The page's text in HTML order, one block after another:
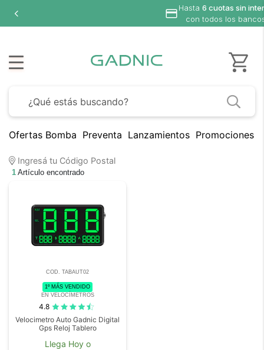
Hasta 6 cuotas sin
con todos los
Ofertas Bomba Preventa Lanzamientos Promociones
Ingresá tu Código Postal
1 Artículo encontrado
COD. TABAUT02
1º MÁS VENDIDO
EN VELOCÍMETROS
4.8
Velocimetro Auto Gadnic Digital
Gps Reloj Tablero
Llega Hoy o